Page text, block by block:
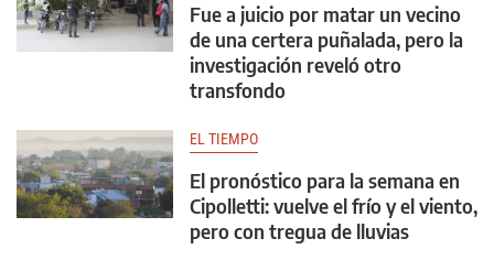
Fue a juicio por matar un vecino
de una certera puñalada, pero la
investigación reveló otro
transfondo
EL TIEMPO
El pronóstico para la semana en
Cipolletti: vuelve el frío y el viento,
pero con tregua de lluvias